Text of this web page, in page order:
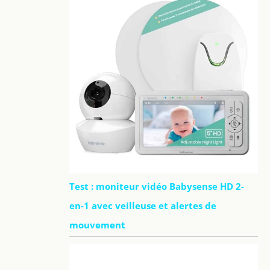
Test : moniteur vidéo Babysense HD 2-
en-1 avec veilleuse et alertes de
mouvement